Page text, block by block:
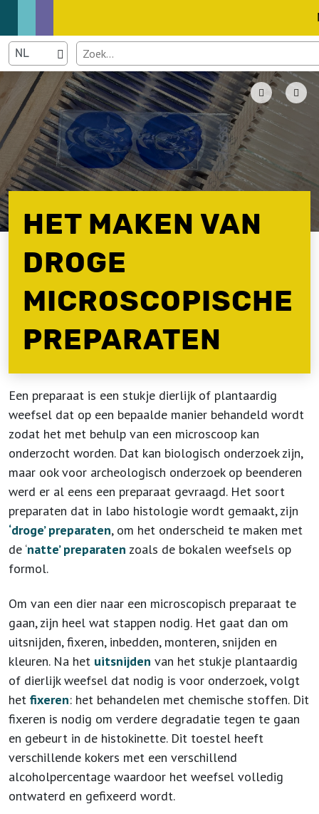
HET MAKEN VAN
DROGE
MICROSCOPISCHE
PREPARATEN
Een preparaat is een stukje dierlijk of plantaardig
weefsel dat op een bepaalde manier behandeld wordt
zodat het met behulp van een microscoop kan
onderzocht worden. Dat kan biologisch onderzoek zijn,
maar ook voor archeologisch onderzoek op beenderen
werd er al eens een preparaat gevraagd. Het soort
preparaten dat in labo histologie wordt gemaakt, zijn
‘droge’ preparaten, om het onderscheid te maken met
de ‘natte’ preparaten zoals de bokalen weefsels op
formol.
Om van een dier naar een microscopisch preparaat te
gaan, zijn heel wat stappen nodig. Het gaat dan om
uitsnijden, fixeren, inbedden, monteren, snijden en
kleuren. Na het uitsnijden van het stukje plantaardig
of dierlijk weefsel dat nodig is voor onderzoek, volgt
het fixeren: het behandelen met chemische stoffen. Dit
fixeren is nodig om verdere degradatie tegen te gaan
en gebeurt in de histokinette. Dit toestel heeft
verschillende kokers met een verschillend
alcoholpercentage waardoor het weefsel volledig
ontwaterd en gefixeerd wordt.